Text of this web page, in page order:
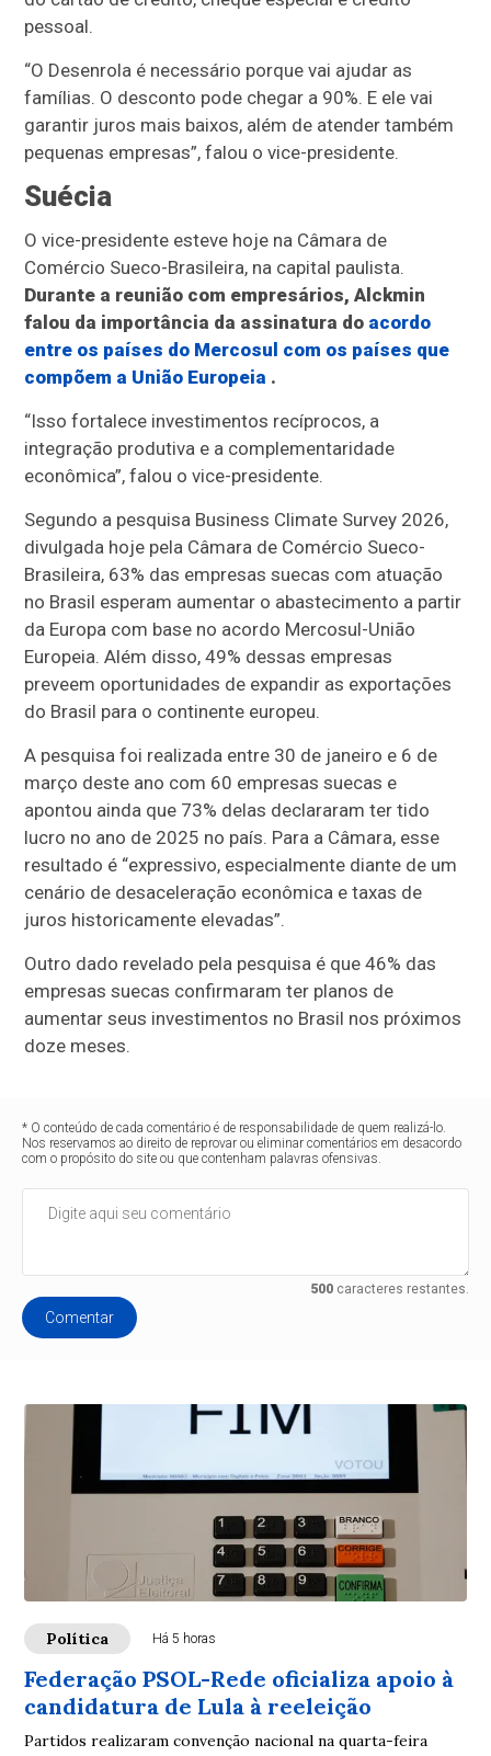
pessoal.
“O Desenrola é necessário porque vai ajudar as
famílias. O desconto pode chegar a 90%. E ele vai
garantir juros mais baixos, além de atender também
pequenas empresas”, falou o vice-presidente.
Suécia
O vice-presidente esteve hoje na Câmara de
Comércio Sueco-Brasileira, na capital paulista.
Durante a reunião com empresários, Alckmin
falou da importância da assinatura do acordo
entre os países do Mercosul com os países que
compõem a União Europeia .
“Isso fortalece investimentos recíprocos, a
integração produtiva e a complementaridade
econômica”, falou o vice-presidente.
Segundo a pesquisa Business Climate Survey 2026,
divulgada hoje pela Câmara de Comércio Sueco-
Brasileira, 63% das empresas suecas com atuação
no Brasil esperam aumentar o abastecimento a partir
da Europa com base no acordo Mercosul-União
Europeia. Além disso, 49% dessas empresas
preveem oportunidades de expandir as exportações
do Brasil para o continente europeu.
A pesquisa foi realizada entre 30 de janeiro e 6 de
março deste ano com 60 empresas suecas e
apontou ainda que 73% delas declararam ter tido
lucro no ano de 2025 no país. Para a Câmara, esse
resultado é “expressivo, especialmente diante de um
cenário de desaceleração econômica e taxas de
juros historicamente elevadas”.
Outro dado revelado pela pesquisa é que 46% das
empresas suecas confirmaram ter planos de
aumentar seus investimentos no Brasil nos próximos
doze meses.
* O conteúdo de cada comentário é de responsabilidade de quem realizá-lo.
Nos reservamos ao direito de reprovar ou eliminar comentários em desacordo
com o propósito do site ou que contenham palavras ofensivas.
500caracteres restantes.
Comentar
Política Há 5 horas
Federação PSOL-Rede oficializa apoio à
candidatura de Lula à reeleição
Partidos realizaram convenção nacional na quarta-feira